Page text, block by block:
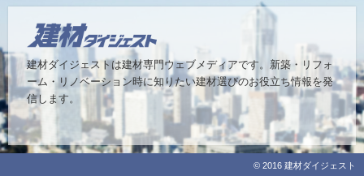
建材ダイジェストは建材専門ウェブメディアです。 新築・リフォ
ーム・リノベーション時に知りたい建材選びのお役立ち情報を発
信します。
© 2016 建材ダイジェスト